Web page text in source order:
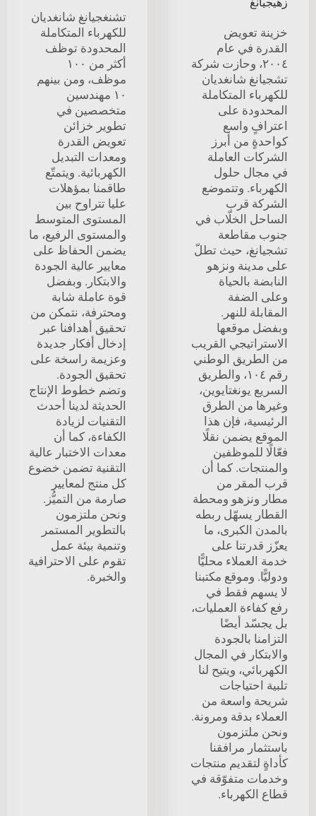
خزينة تعويض
القدرة في عام
٢٠٠٤، وحازت شركة
تشجيانغ شانغديان
للكهرباء المتكاملة
المحدودة على
اعترافٍ واسع
كواحدةٍ من أبرز
الشركات العاملة
في مجال حلول
الكهرباء. وتتموضع
الشركة قرب
الساحل الخلّاب في
جنوب مقاطعة
تشجيانغ، حيث تطلّ
على مدينة ونزهو
النابضة بالحياة
وعلى الضفة
المقابلة للنهر.
وبفضل موقعها
الاستراتيجي القريب
من الطريق الوطني
رقم ١٠٤، والطريق
السريع يونغتايوين،
وغيرها من الطرق
الرئيسية، فإن هذا
الموقع يضمن نقلًا
فعّالًا للموظفين
والمنتجات. كما أن
قرب المقر من
مطار ونزهو ومحطة
القطار يسهّل ربطه
بالمدن الكبرى، ما
يعزّز قدرتنا على
خدمة العملاء محليًّا
ودوليًّا. وموقع مكتبنا
لا يسهم فقط في
رفع كفاءة العمليات،
بل يجسّد أيضًا
التزامنا بالجودة
والابتكار في المجال
الكهربائي، ويتيح لنا
تلبية احتياجات
شريحة واسعة من
العملاء بدقة ومرونة.
ونحن ملتزمون
باستثمار مرافقنا
كأداةٍ لتقديم منتجات
وخدمات متفوّقة في
قطاع الكهرباء.
تشنغجيانغ شانغديان
للكهرباء المتكاملة
المحدودة توظف
أكثر من ١٠٠
موظف، ومن بينهم
١٠ مهندسين
متخصصين في
تطوير خزائن
تعويض القدرة
ومعدات التبديل
الكهربائية. ويتمتّع
طاقمنا بمؤهلات
عليا تتراوح بين
المستوى المتوسط
والمستوى الرفيع، ما
يضمن الحفاظ على
معايير عالية الجودة
والابتكار. وبفضل
قوة عاملة شابة
ومحترفة، نتمكن من
تحقيق أهدافنا عبر
إدخال أفكار جديدة
وعزيمة راسخة على
تحقيق الجودة.
وتضم خطوط الإنتاج
الحديثة لدينا أحدث
التقنيات لزيادة
الكفاءة، كما أن
معدات الاختبار عالية
التقنية تضمن خضوع
كل منتج لمعايير
صارمة من التميُّز.
ونحن ملتزمون
بالتطوير المستمر
وتنمية بيئة عمل
تقوم على الاحترافية
والخبرة.